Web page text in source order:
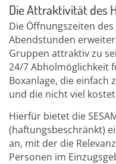
Die Attraktivität des
Die Öffnungszeiten
Abendstunden
Gruppen attraktiv zu
24/7 Abholmöglichkeit
Boxanlage, die einfach
und die nicht viel
Hierfür bietet die
(haftungsbeschränkt)
an, mit der die
Personen im